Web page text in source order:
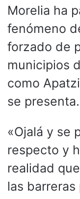
Morelia ha
fenómeno
forzado de
municipios
como
se presenta.
«Ojalá y se
respecto y
realidad
las